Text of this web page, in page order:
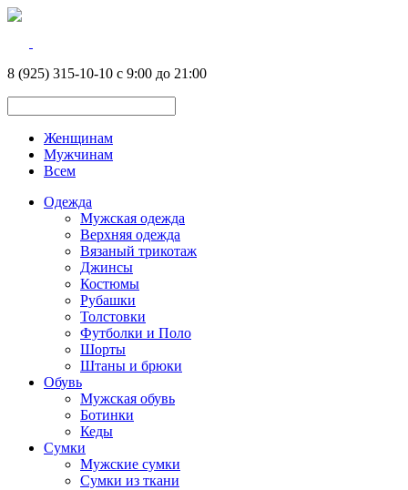
8 (925) 315-10-10 с 9:00 до 21:00
Женщинам
Мужчинам
Всем
Одежда
Мужская одежда
Верхняя одежда
Вязаный трикотаж
Джинсы
Костюмы
Рубашки
Толстовки
Футболки и Поло
Шорты
Штаны и брюки
Обувь
Мужская обувь
Ботинки
Кеды
Сумки
Мужские сумки
Сумки из ткани